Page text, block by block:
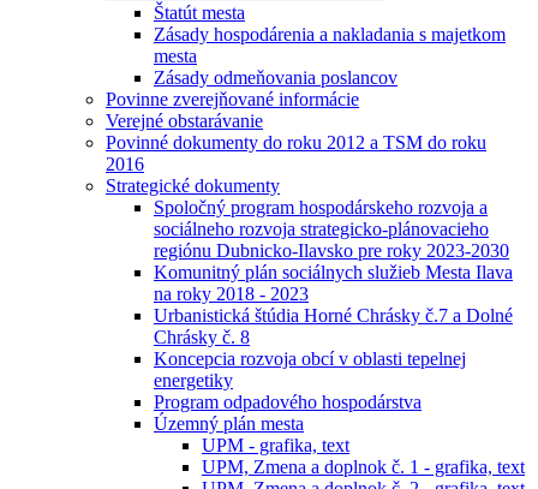
Štatút mesta
Zásady hospodárenia a nakladania s majetkom
mesta
Zásady odmeňovania poslancov
Povinne zverejňované informácie
Verejné obstarávanie
Povinné dokumenty do roku 2012 a TSM do roku
2016
Strategické dokumenty
Spoločný program hospodárskeho rozvoja a
sociálneho rozvoja strategicko-plánovacieho
regiónu Dubnicko-Ilavsko pre roky 2023-2030
Komunitný plán sociálnych služieb Mesta Ilava
na roky 2018 - 2023
Urbanistická štúdia Horné Chrásky č.7 a Dolné
Chrásky č. 8
Koncepcia rozvoja obcí v oblasti tepelnej
energetiky
Program odpadového hospodárstva
Územný plán mesta
UPM - grafika, text
UPM, Zmena a doplnok č. 1 - grafika, text